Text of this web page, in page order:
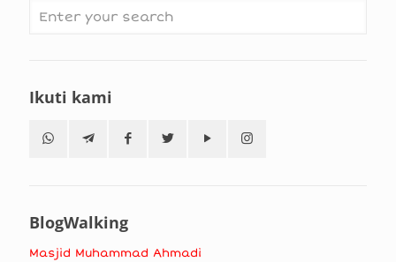
Ikuti kami
BlogWalking
Masjid Muhammad Ahmadi